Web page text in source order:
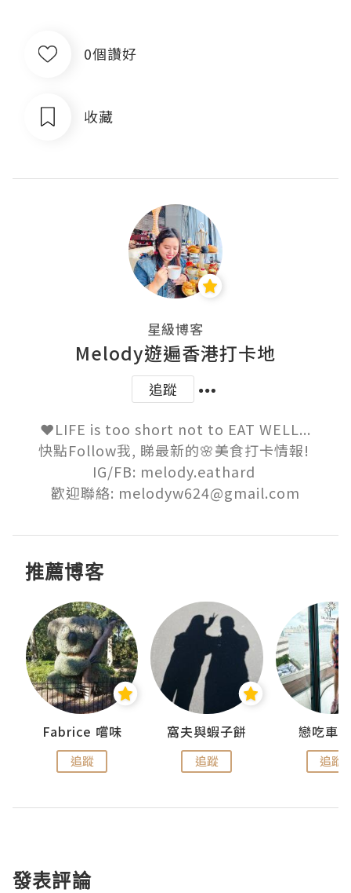
0個讚好
收藏
星級博客
Melody遊遍香港打卡地
追蹤
❤️LIFE is too short not to EAT WELL...
快點Follow我, 睇最新的🌸美食打卡情報!
IG/FB: melody.eathard
歡迎聯絡: melodyw624@gmail.com
推薦博客
Fabrice 嚐味
追蹤
窩夫與蝦子餅
追蹤
戀吃車
追蹤
發表評論